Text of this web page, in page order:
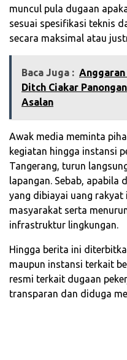
muncul pula dugaan
sesuai spesifikasi teknis
secara maksimal atau
Baca Juga :
Ditch Ciakar
Asalan
Awak media meminta
kegiatan hingga instansi
Tangerang, turun
lapangan. Sebab, apabila
yang dibiayai uang
masyarakat serta
infrastruktur lingkungan.
Hingga berita ini
maupun instansi terkait
resmi terkait dugaan
transparan dan diduga